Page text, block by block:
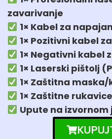
zavarivanje
1× Kabel za
1× Pozitivni kabel
1× Negativni kabel
1× Laserski pištolj
1× Zaštitna maska/
1× Zaštitne
Upute na izvornom